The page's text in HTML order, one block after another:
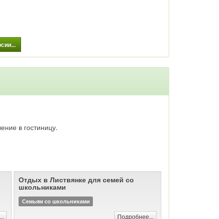
Событийный календарь Южного Прибайкалья
в гостиницу.
Отдых в Листвянке для семей со
школьниками
Семьям со школьниками
Подробнее...